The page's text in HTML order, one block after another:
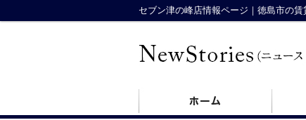
セブン津の峰店情報ページ｜徳島市の